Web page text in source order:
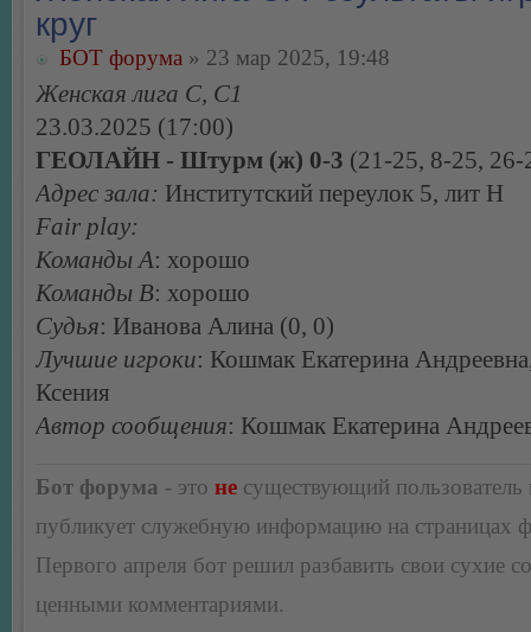
круг
БОТ форума » 23 мар 2025, 19:48
Женская лига С, С1
23.03.2025 (17:00)
ГЕОЛАЙН - Штурм (ж) 0-3 (21-25, 8-25, 26-
Адрес зала: Институтский переулок 5, лит Н
Fair play:
Команды А: хорошо
Команды В: хорошо
Судья: Иванова Алина (0, 0)
Лучшие игроки: Кошмак Екатерина
Ксения
Автор сообщения: Кошмак Екатерина
Бот форума - это не существующий пользователь
публикует служебную информацию на страницах
Первого апреля бот решил разбавить свои сухие
ценными комментариями.